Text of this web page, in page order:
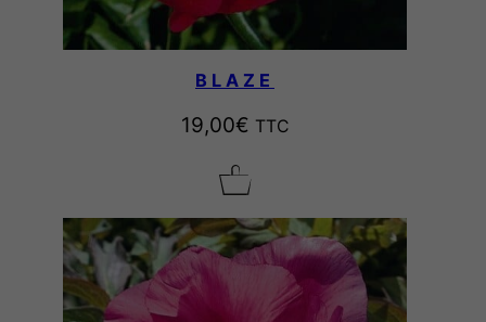
BLAZE
19,00€ TTC